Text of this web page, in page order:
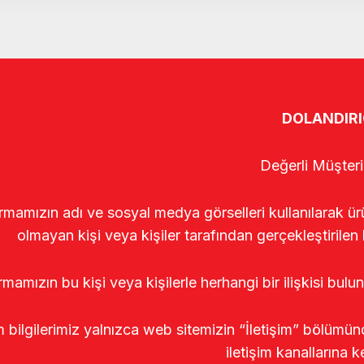
Değerli
adı ve sosyal medya görselleri kullanılarak
olmayan kişi veya kişiler tarafından gerçekleştirilen
bu kişi veya kişilerle herhangi bir ilişkisi
bilgilerimiz yalnızca web sitemizin “İletişim”
iletişim kanallarına